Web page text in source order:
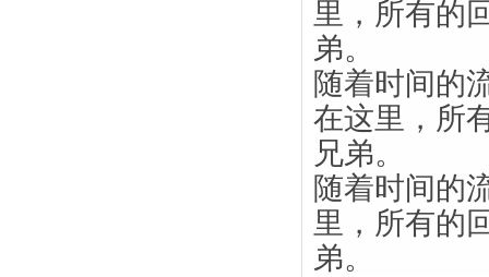
里，所有的
弟。
随着时间的
在这里，所
兄弟。
随着时间的
里，所有的
弟。